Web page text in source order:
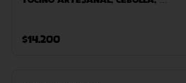
$14.200